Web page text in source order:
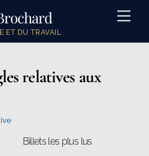
ET DU TRAVAIL
relatives aux
Billets les plus lus